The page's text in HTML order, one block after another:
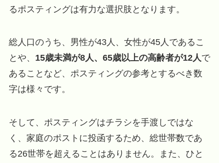
るポスティングは有力な選択肢となります。
総人口のうち、男性が43人、女性が45人であるこ
とや、 15歳未満が8人、65歳以上の高齢者が12人で
あることなど、ポスティングの参考とするべき数
字は様々です。
そして、ポスティングはチラシを手渡しではな
く、家庭のポストに投函するため、総世帯数であ
る26世帯を超えることはありません。また、ひと